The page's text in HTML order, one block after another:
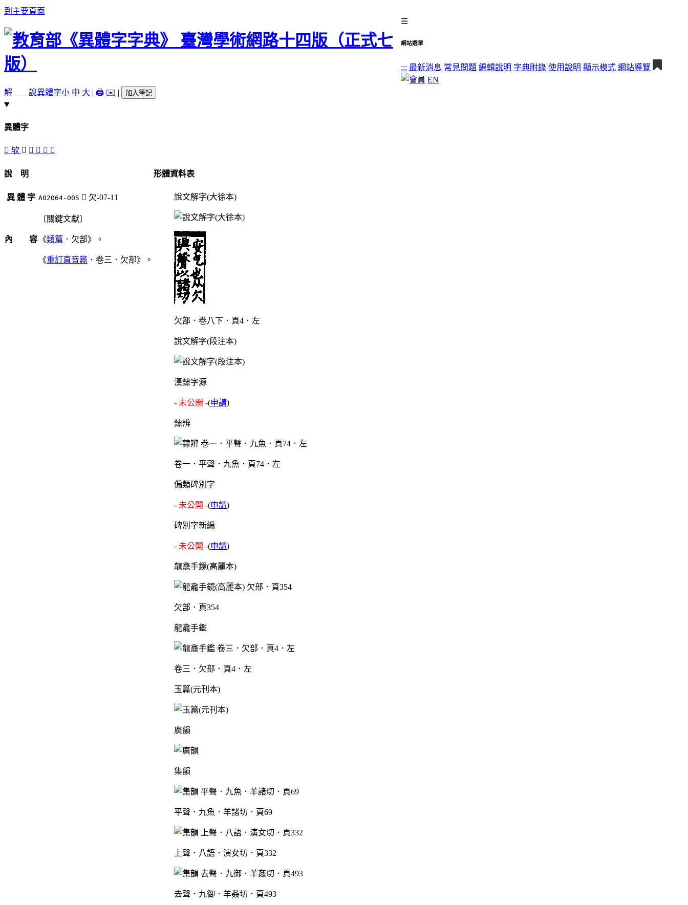
到主要頁面
☰
網站選單
::: 最新消息 常見問題 編輯說明 字典附錄 使用說明 顯示模式 網站導覽
EN
解 說異體字小 中 大 | 🖨️ ✉️ | 加入筆記
異體字
󲼮 欤 󲼯 󲼱 󲼭 󲼰 󲼬
說 明
異 體 字 A02064-005 󲼯 欠-07-11
內 容
〔關鍵文獻〕
《類篇 ．欠部》。
《重訂直音篇 ．卷三．欠部》。
形體資料表
說文解字(大徐本)
欠部．卷八下．頁4．左
說文解字(段注本)
漢隸字源
- 未公開 -(申請)
隸辨
卷一．平聲．九魚．頁74．左
偏類碑別字
- 未公開 -(申請)
碑別字新編
- 未公開 -(申請)
龍龕手鏡(高麗本)
欠部．頁354
龍龕手鑑
卷三．欠部．頁4．左
玉篇(元刊本)
廣韻
集韻
平聲．九魚．羊諸切．頁69
上聲．八語．演女切．頁332
去聲．九御．羊姦切．頁493